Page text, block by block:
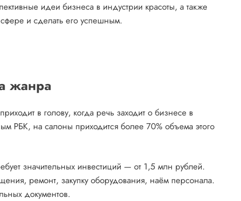
идеи бизнеса в индустрии красоты, а также
и сделать его успешным.
жанра
в голову, когда речь заходит о бизнесе в
РБК, на салоны приходится более 70% объема этого
значительных инвестиций — от 1,5 млн рублей.
ремонт, закупку оборудования, наём персонала.
документов.